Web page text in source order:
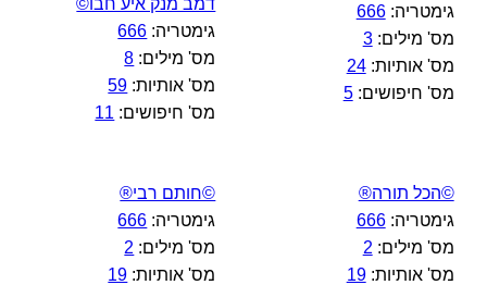
גימטריה:666
מס' מילים:3
מס' אותיות:24
מס' חיפושים:5
דמב מנק איע חבו©
גימטריה: 666
מס' מילים: 8
מס' אותיות: 59
מס' חיפושים: 11
©הכל תורה®
גימטריה:666
מס' מילים: 2
מס' אותיות:19
©חותם רבי®
גימטריה: 666
מס' מילים: 2
מס' אותיות: 19